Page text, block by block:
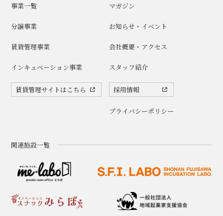
事業一覧
分譲事業
賃貸管理事業
インキュベーション事業
賃貸管理サイトはこちら
マガジン
お知らせ・イベント
会社概要・アクセス
スタッフ紹介
採用情報
プライバシーポリシー
関連施設一覧